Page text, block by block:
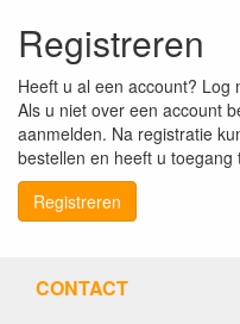
Registreren
Heeft u al een account? Log
Als u niet over een account
aanmelden. Na registratie
bestellen en heeft u
Registreren
CONTACT